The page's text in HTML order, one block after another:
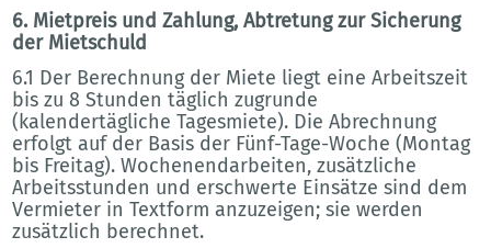
6. Mietpreis und Zahlung, Abtretung zur Sicherung
der Mietschuld
6.1 Der Berechnung der Miete liegt eine Arbeitszeit
bis zu 8 Stunden täglich zugrunde
(kalendertägliche Tagesmiete). Die Abrechnung
erfolgt auf der Basis der Fünf-Tage-Woche (Montag
bis Freitag). Wochenendarbeiten, zusätzliche
Arbeitsstunden und erschwerte Einsätze sind dem
Vermieter in Textform anzuzeigen; sie werden
zusätzlich berechnet.